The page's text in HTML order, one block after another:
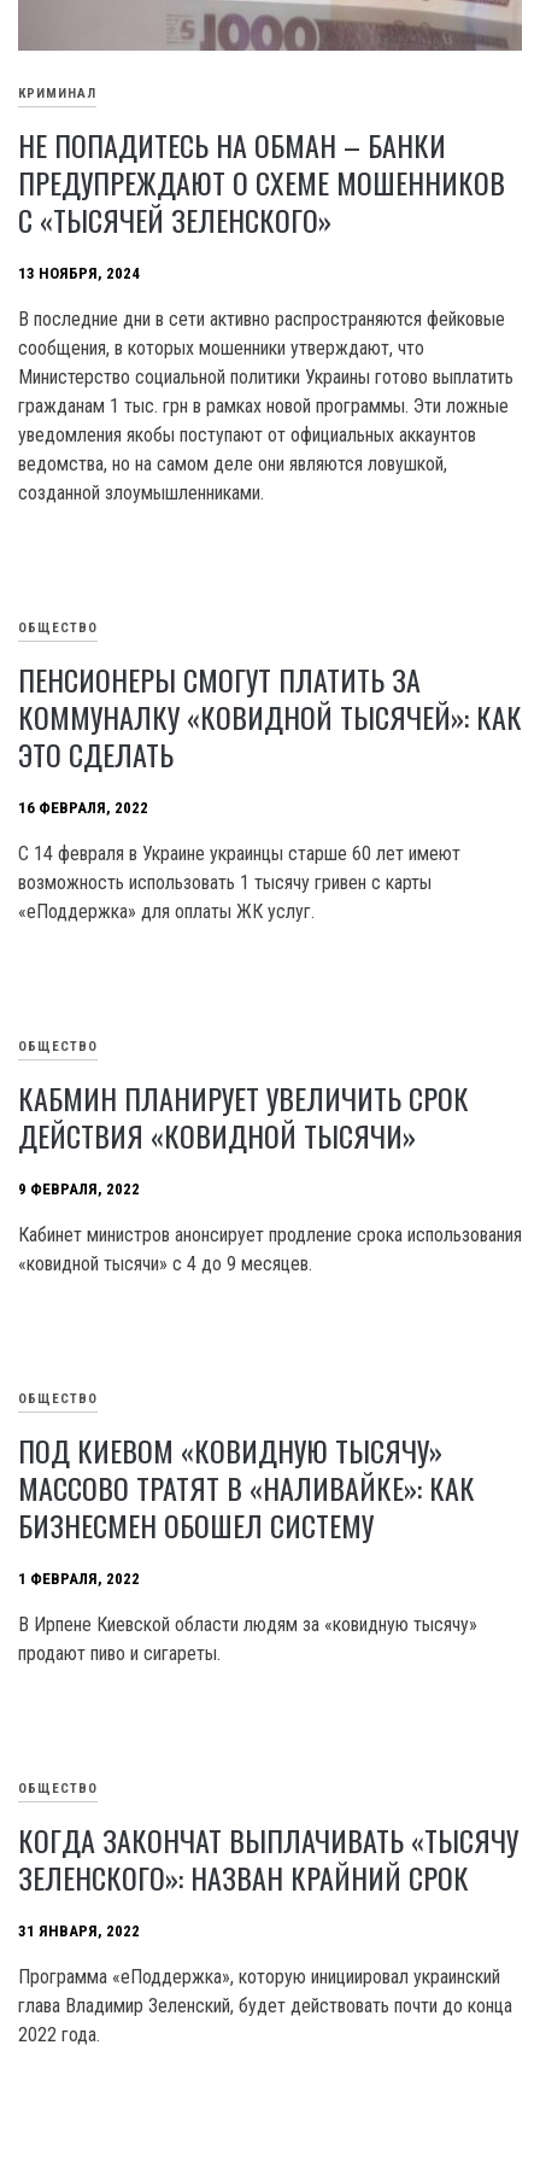
КРИМИНАЛ
НЕ ПОПАДИТЕСЬ НА ОБМАН – БАНКИ
ПРЕДУПРЕЖДАЮТ О СХЕМЕ МОШЕННИКОВ
С «ТЫСЯЧЕЙ ЗЕЛЕНСКОГО»
13 НОЯБРЯ, 2024
В последние дни в сети активно распространяются фейковые
сообщения, в которых мошенники утверждают, что
Министерство социальной политики Украины готово выплатить
гражданам 1 тыс. грн в рамках новой программы. Эти ложные
уведомления якобы поступают от официальных аккаунтов
ведомства, но на самом деле они являются ловушкой,
созданной злоумышленниками.
ОБЩЕСТВО
ПЕНСИОНЕРЫ СМОГУТ ПЛАТИТЬ ЗА
КОММУНАЛКУ «КОВИДНОЙ ТЫСЯЧЕЙ»: КАК
ЭТО СДЕЛАТЬ
16 ФЕВРАЛЯ, 2022
С 14 февраля в Украине украинцы старше 60 лет имеют
возможность использовать 1 тысячу гривен с карты
«еПоддержка» для оплаты ЖК услуг.
ОБЩЕСТВО
КАБМИН ПЛАНИРУЕТ УВЕЛИЧИТЬ СРОК
ДЕЙСТВИЯ «КОВИДНОЙ ТЫСЯЧИ»
9 ФЕВРАЛЯ, 2022
Кабинет министров анонсирует продление срока использования
«ковидной тысячи» с 4 до 9 месяцев.
ОБЩЕСТВО
ПОД КИЕВОМ «КОВИДНУЮ ТЫСЯЧУ»
МАССОВО ТРАТЯТ В «НАЛИВАЙКЕ»: КАК
БИЗНЕСМЕН ОБОШЕЛ СИСТЕМУ
1 ФЕВРАЛЯ, 2022
В Ирпене Киевской области людям за «ковидную тысячу»
продают пиво и сигареты.
ОБЩЕСТВО
КОГДА ЗАКОНЧАТ ВЫПЛАЧИВАТЬ «ТЫСЯЧУ
ЗЕЛЕНСКОГО»: НАЗВАН КРАЙНИЙ СРОК
31 ЯНВАРЯ, 2022
Программа «еПоддержка», которую инициировал украинский
глава Владимир Зеленский, будет действовать почти до конца
2022 года.